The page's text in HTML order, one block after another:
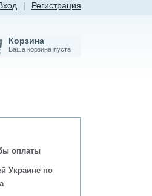
Регистрация
Корзина
Ваша корзина пуста
оплаты
Украине по